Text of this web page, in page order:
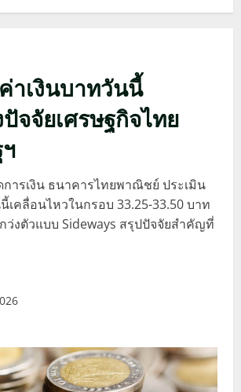
าเงินบาทวันนี้
จจัยเศรษฐกิจไทย
ารเงิน ธนาคารไทยพาณิชย์ ประเมิน
เคลื่อนไหวในกรอบ 33.25-33.50 บาท
ว่งตัวแบบ Sideways สรุปปัจจัยสำคัญที่